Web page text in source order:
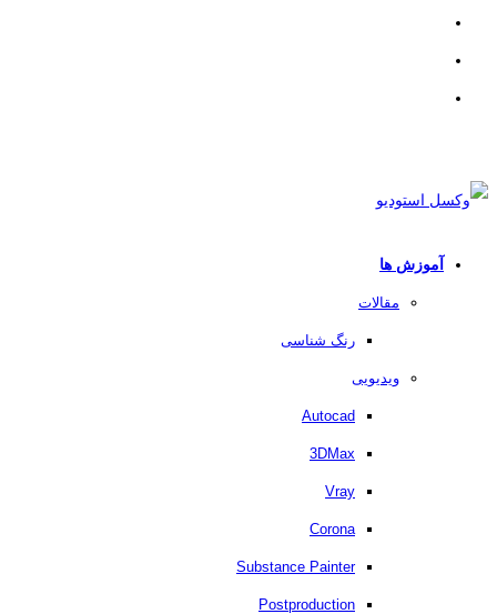
آموزش ها
مقالات
رنگ شناسی
ویدیویی
Autocad
3DMax
Vray
Corona
Substance Painter
Postproduction